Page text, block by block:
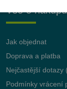
Vše o nákupu
Jak objednat
Doprava a platba
Nejčastější dotazy
Podmínky vrácení